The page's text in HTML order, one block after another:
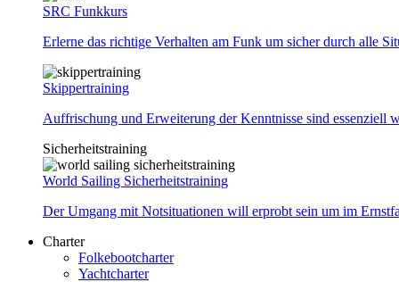
SRC Funkkurs
Erlerne das richtige Verhalten am Funk um sicher durch alle
Skippertraining
Auffrischung und Erweiterung der Kenntnisse sind essenziell
Sicherheitstraining
World Sailing Sicherheitstraining
Der Umgang mit Notsituationen will erprobt sein um im
Charter
Folkebootcharter
Yachtcharter